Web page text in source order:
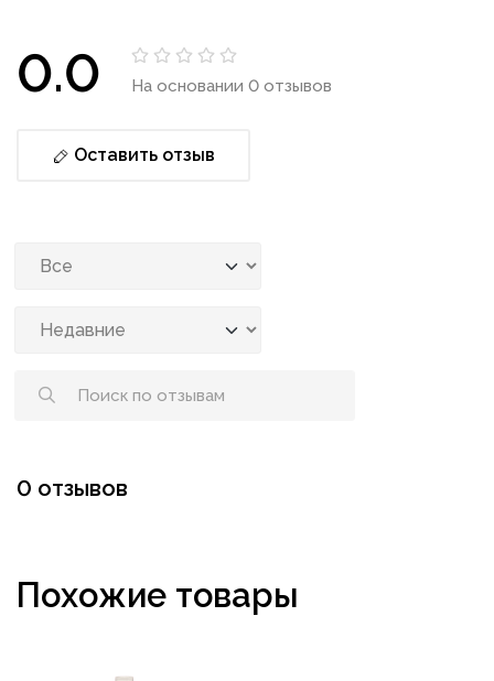
0.0 На основании 0 отзывов
Оставить отзыв
0 отзывов
Похожие товары